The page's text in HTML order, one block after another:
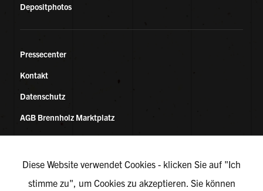
Depositphotos
Pressecenter
Kontakt
Datenschutz
AGB Brennholz Marktplatz
KONTAKT
Diese Website verwendet Cookies - klicken Sie auf "Ich
stimme zu", um Cookies zu akzeptieren. Sie können